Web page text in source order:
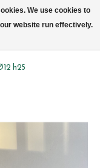
h25
We use cookies to
website run effectively.